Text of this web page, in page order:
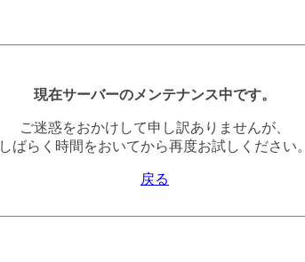
現在サーバーのメンテナンス中です。
ご迷惑をおかけして申し訳ありませんが、
しばらく時間をおいてから再度お試しください。
戻る